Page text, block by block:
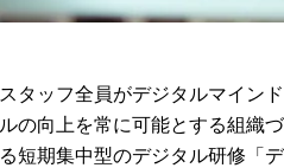
スタッフ全員がデジタルマイン
ルの向上を常に可能とする組織
る短期集中型のデジタル研修「